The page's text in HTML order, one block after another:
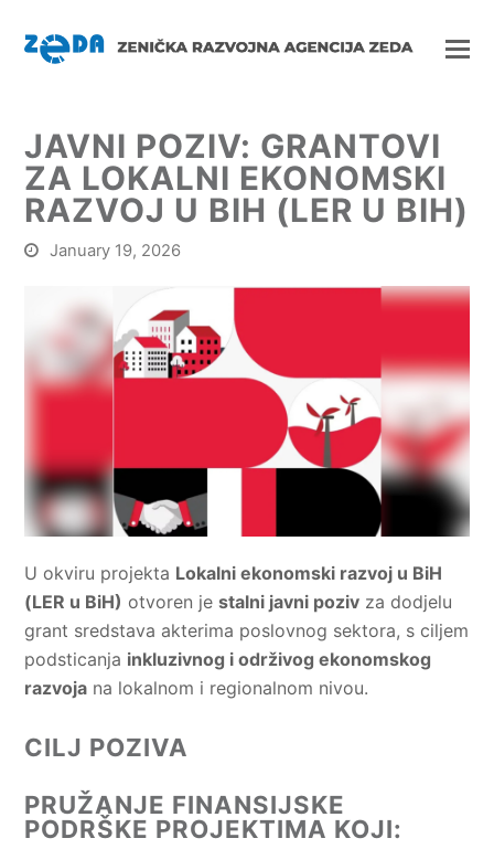
JAVNI POZIV: GRANTOVI
ZA LOKALNI EKONOMSKI
RAZVOJ U BIH (LER U BIH)
January 19, 2026
U okviru projekta Lokalni ekonomski razvoj u BiH
(LER u BiH) otvoren jestalni javni poziv za dodjelu
grant sredstava akterima poslovnog sektora, s ciljem
podsticanja inkluzivnog i održivog ekonomskog
razvoja na lokalnom i regionalnom nivou.
CILJ POZIVA
PRUŽANJE FINANSIJSKE
PODRŠKE PROJEKTIMA KOJI: